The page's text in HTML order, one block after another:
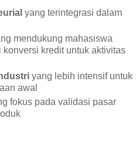
yang terintegrasi dalam
mendukung mahasiswa
kredit untuk aktivitas
yang lebih intensif untuk
awal
fokus pada validasi pasar